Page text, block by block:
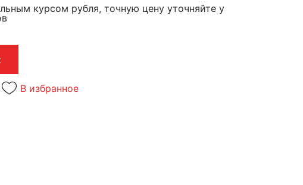
курсом рубля, точную цену уточняйте у
В избранное